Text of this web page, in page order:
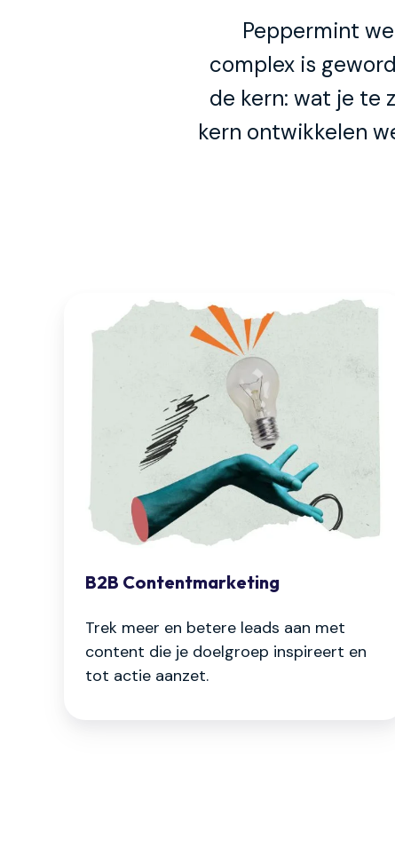
Peppermint
complex is
de kern: wat je te
kern ontwikkelen
Contentmarketing
B2B Contentmarketing
Trek meer en betere leads aan met
content die je doelgroep inspireert en
tot actie aanzet.